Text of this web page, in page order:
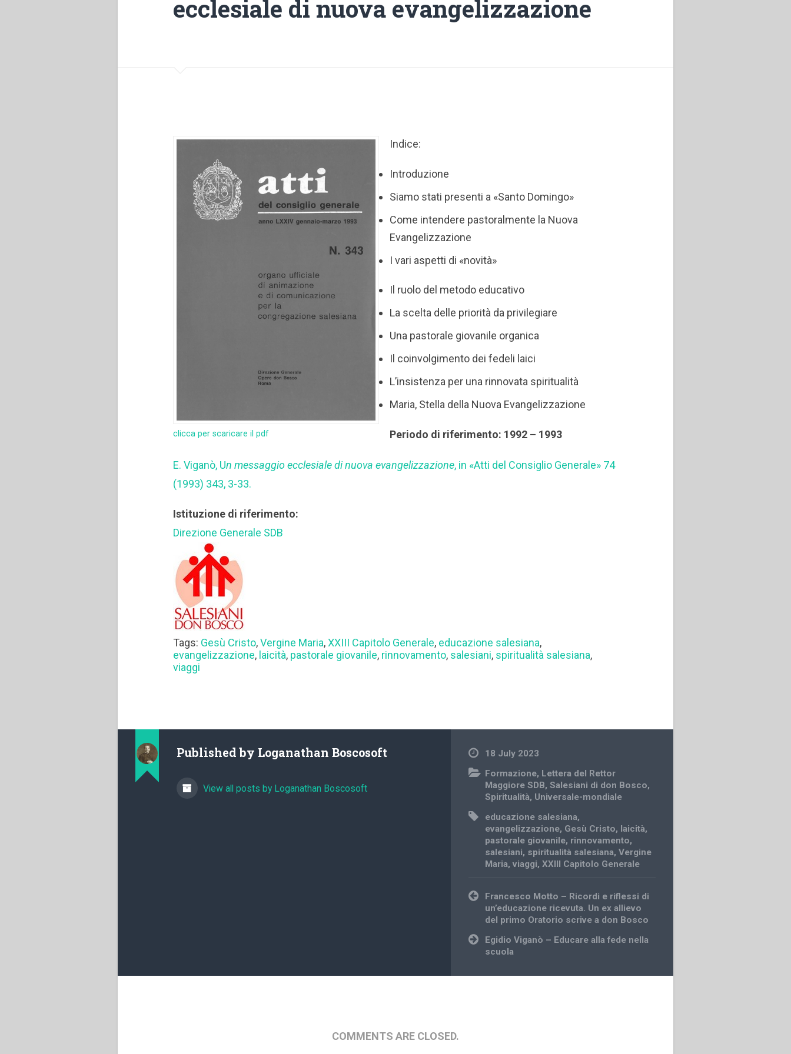
ecclesiale di nuova evangelizzazione
clicca per scaricare il pdf
Indice:
Introduzione
Siamo stati presenti a «Santo Domingo»
Come intendere pastoralmente la Nuova
Evangelizzazione
I vari aspetti di «novità»
Il ruolo del metodo educativo
La scelta delle priorità da privilegiare
Una pastorale giovanile organica
Il coinvolgimento dei fedeli laici
L’insistenza per una rinnovata spiritualità
Maria, Stella della Nuova Evangelizzazione
Periodo di riferimento: 1992 – 1993
E. Viganò, Un messaggio ecclesiale di nuova evangelizzazione, in «Atti del Consiglio Generale» 74
(1993) 343, 3-33.
Istituzione di riferimento:
Direzione Generale SDB
Tags: Gesù Cristo,Vergine Maria,XXIII Capitolo Generale, educazione salesiana,
evangelizzazione, laicità, pastorale giovanile, rinnovamento, salesiani, spiritualità salesiana,
viaggi
Published by Loganathan Boscosoft
View all posts by Loganathan Boscosoft
18 July 2023
Formazione, Lettera del Rettor
Maggiore SDB,Salesiani di don Bosco,
Spiritualità, Universale-mondiale
educazione salesiana,
evangelizzazione, Gesù Cristo, laicità,
pastorale giovanile, rinnovamento,
salesiani, spiritualità salesiana,Vergine
Maria,viaggi,XXIII Capitolo Generale
Post
navigation
Francesco Motto – Ricordi e riflessi di
un’educazione ricevuta. Un ex allievo
del primo Oratorio scrive a don Bosco
Egidio Viganò – Educare alla fede nella
scuola
COMMENTS ARE CLOSED.